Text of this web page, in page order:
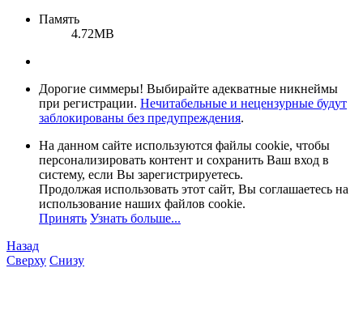
Память
4.72MB
Дорогие симмеры! Выбирайте адекватные никнеймы
при регистрации. Нечитабельные и нецензурные будут
заблокированы без предупреждения.
На данном сайте используются файлы cookie, чтобы
персонализировать контент и сохранить Ваш вход в
систему, если Вы зарегистрируетесь.
Продолжая использовать этот сайт, Вы соглашаетесь на
использование наших файлов cookie.
Принять Узнать больше...
Назад
Сверху Снизу